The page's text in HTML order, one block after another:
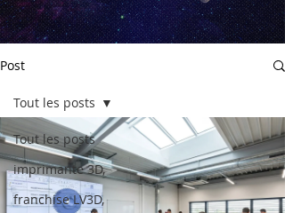
Post
Tout les posts
imprimante 3D,
franchise LV3D,
Tout les posts